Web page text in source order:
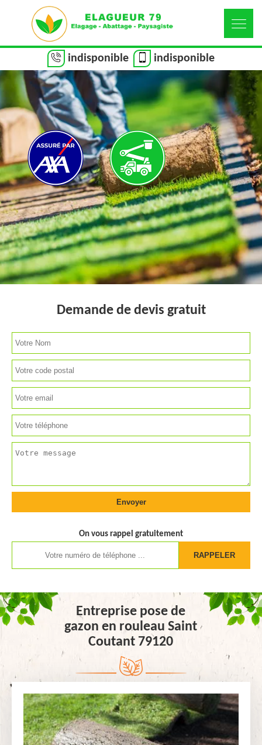
indisponible indisponible
Demande de devis gratuit
On vous rappel gratuitement
Entreprise pose de
gazon en rouleau Saint
Coutant 79120